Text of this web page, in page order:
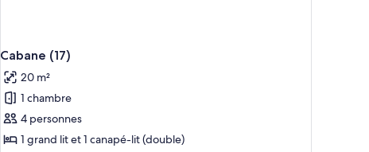
Cabane (17)
20 m²
1 chambre
4 personnes
1 grand lit et 1 canapé-lit (double)